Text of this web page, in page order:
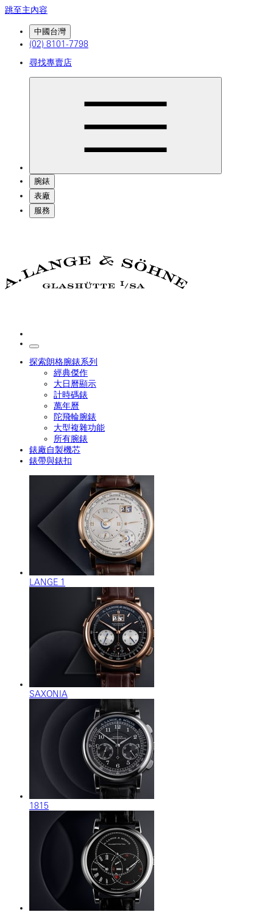
跳至主內容
中國台灣
(02) 8101-7798
尋找專賣店
腕錶
表廠
服務
探索朗格腕錶系列
經典傑作
大日曆顯示
計時碼錶
萬年曆
陀飛輪腕錶
大型複雜功能
所有腕錶
錶廠自製機芯
錶帶與錶扣
LANGE 1
SAXONIA
1815